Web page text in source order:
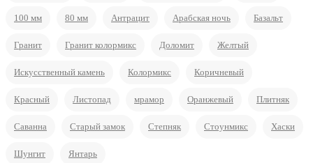
100 мм 80 мм Антрацит Арабская ночь Базальт
Гранит Гранит колормикс Доломит Желтый
Искусственный камень Колормикс Коричневый
Красный Листопад мрамор Оранжевый Плитняк
Саванна Старый замок Степняк Стоунмикс Хаски
Шунгит Янтарь